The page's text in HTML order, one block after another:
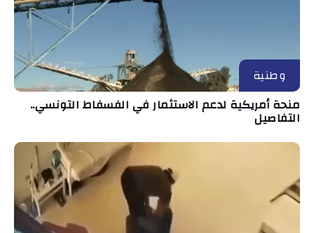
وطنية
منحة أمريكية لدعم الاستثمار في الفسفاط التونسي..
التفاصيل